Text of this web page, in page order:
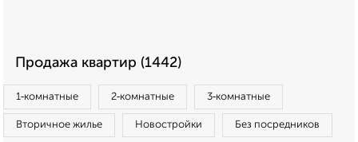
Продажа квартир (1442)
1‑комнатные 2‑комнатные 3‑комнатные
Вторичное жилье Новостройки Без посредников